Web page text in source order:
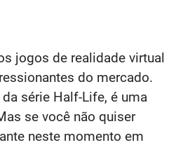
jogos de realidade virtual
do mercado.
série Half-Life, é uma
se você não quiser
neste momento em